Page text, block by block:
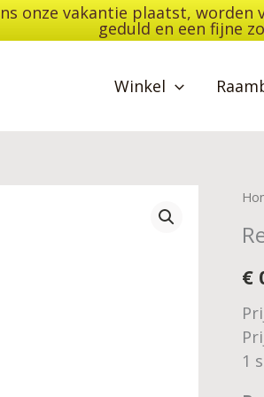
onze vakantie plaatst, worden
geduld en een fijne
Winkel
€
1
-
30